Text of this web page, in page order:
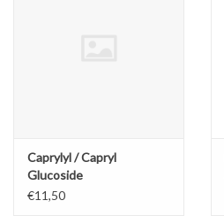
Caprylyl / Capryl
Glucoside
€11,50